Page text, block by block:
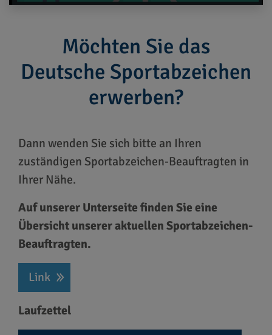
Möchten Sie das
Deutsche Sportabzeichen
erwerben?
Dann wenden Sie sich bitte an Ihren
zuständigen Sportabzeichen-Beauftragten in
Ihrer Nähe.
Auf unserer Unterseite finden Sie eine
Übersicht unserer aktuellen Sportabzeichen-
Beauftragten.
Link
Laufzettel